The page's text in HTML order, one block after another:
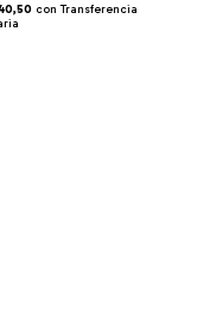
con Transferencia